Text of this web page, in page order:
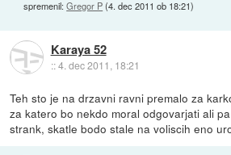
spremenil:Gregor P(4. dec 2011 ob 18:21)
Karaya 52
::4. dec 2011, 18:21
Teh sto je na drzavni ravni premalo za
za katero bo nekdo moral odgovarjati ali
strank, skatle bodo stale na voliscih eno